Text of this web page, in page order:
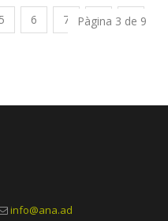
5 6 7 8 9
Pàgina 3 de 9
info@ana.ad